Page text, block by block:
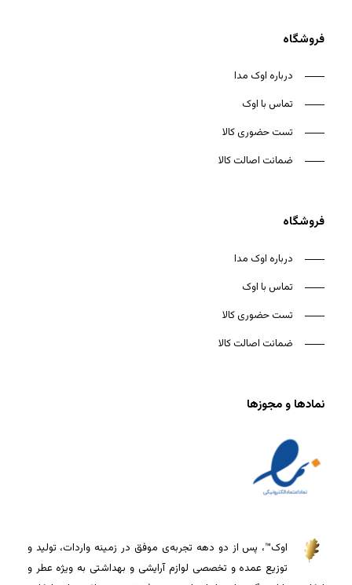
فروشگاه
درباره اوک مدا
تماس با اوک
تست حضوری کالا
ضمانت اصالت کالا
فروشگاه
درباره اوک مدا
تماس با اوک
تست حضوری کالا
ضمانت اصالت کالا
نمادها و مجوزها
اوک™، پس از دو دهه تجربه‌ی موفق در زمینه واردات، تولید و
توزیع عمده و تخصصی لوازم آرایشی و بهداشتی به ویژه عطر و